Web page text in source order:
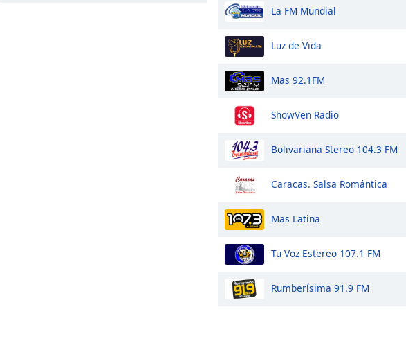
La FM Mundial
Luz de Vida
Mas 92.1FM
ShowVen Radio
Bolivariana Stereo 104.3 FM
Caracas. Salsa Romántica
Mas Latina
Tu Voz Estereo 107.1 FM
Rumberísima 91.9 FM